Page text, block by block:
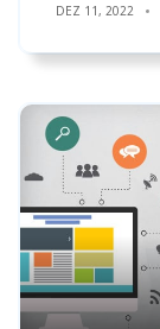
DEZ 11, 2022